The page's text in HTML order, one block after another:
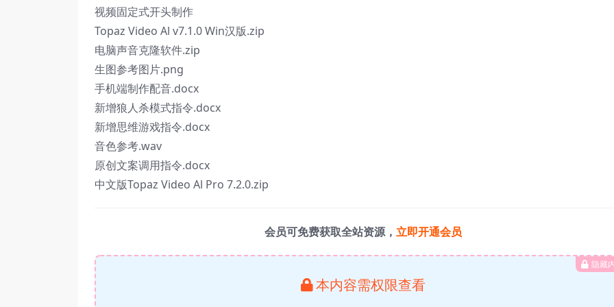
视频固定式开头制作
Topaz Video Al v7.1.0 Win汉版.zip
电脑声音克隆软件.zip
生图参考图片.png
手机端制作配音.docx
新增狼人杀模式指令.docx
新增思维游戏指令.docx
音色参考.wav
原创文案调用指令.docx
中文版Topaz Video Al Pro 7.2.0.zip
会员可免费获取全站资源， 立即开通会员
隐藏
本内容需权限查看